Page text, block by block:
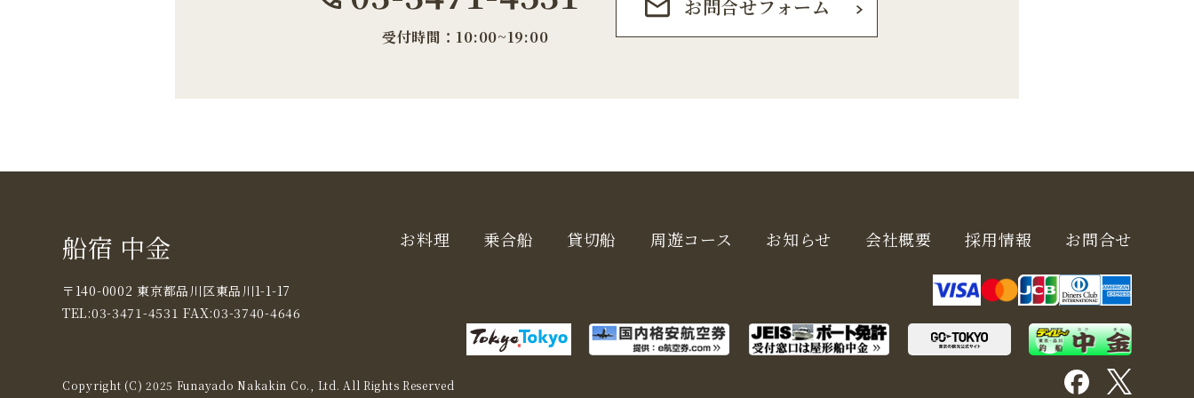
受付時間：10:00~19:00
お問合せフォーム
船宿 中金
〒140-0002 東京都品川区東品川1-1-17
TEL:03-3471-4531 FAX:03-3740-4646
お料理 乗合船 貸切船 周遊コース お知らせ 会社概要 採用情報 お問合せ
Copyright (C) 2025 Funayado Nakakin Co., Ltd. All Rights Reserved